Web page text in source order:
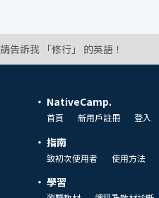
請告訴我 「修行」 的英語！
NativeCamp.
首頁 新用戶註冊 登入
指南
致初次使用者 使用方法
學習